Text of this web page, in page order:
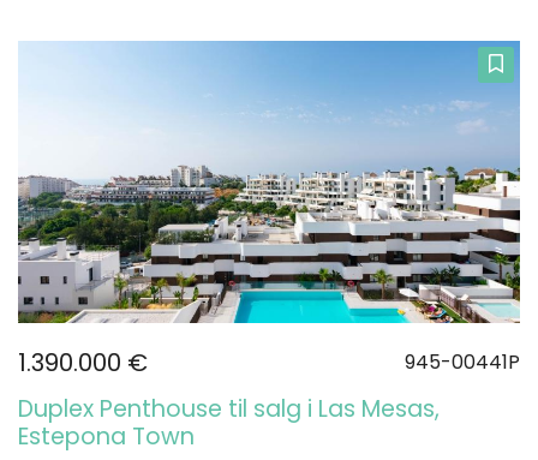
1.390.000 € 945-00441P
Duplex Penthouse til salg i Las Mesas,
Estepona Town